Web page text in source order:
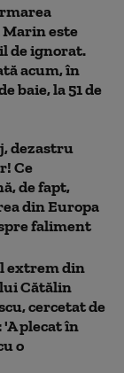
este
de ignorat.
acum, în
baie, la 51 de
dezastru
Ce
de fapt,
din Europa
faliment
extrem din
Cătălin
cercetat de
plecat în
o